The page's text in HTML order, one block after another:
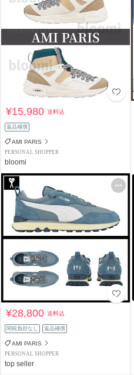
¥15,980送料込
返品補償
AMI PARIS
PERSONAL SHOPPER
bloomi
¥28,800送料込
関税負担なし 返品補償
AMI PARIS
PERSONAL SHOPPER
top seller